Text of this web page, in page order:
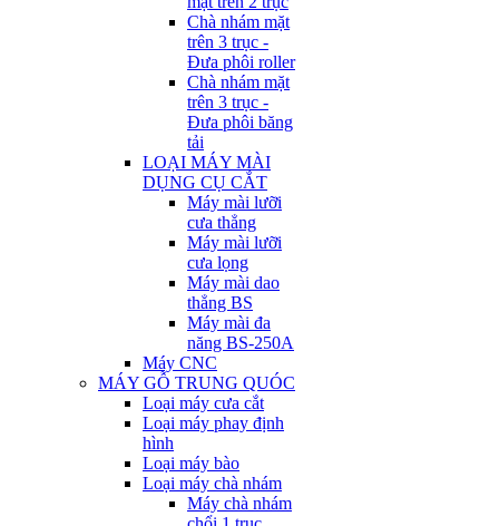
Chà nhám mặt
trên 3 trục -
Đưa phôi roller
Chà nhám mặt
trên 3 trục -
Đưa phôi băng
tải
LOẠI MÁY MÀI
DỤNG CỤ CẮT
Máy mài lưỡi
cưa thẳng
Máy mài lưỡi
cưa lọng
Máy mài dao
thẳng BS
Máy mài đa
năng BS-250A
Máy CNC
MÁY GỖ TRUNG QUÓC
Loại máy cưa cắt
Loại máy phay định
hình
Loại máy bào
Loại máy chà nhám
Máy chà nhám